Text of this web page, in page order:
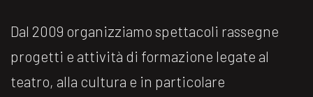
Dal 2009 organizziamo spettacoli rassegne
progetti e attività di formazione legate al
teatro, alla cultura e in particolare